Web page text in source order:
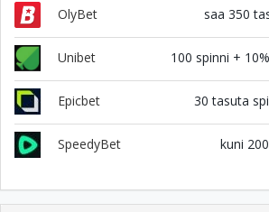
OlyBet saa 350
Unibet 100 spinni +
Epicbet 30 tasuta
SpeedyBet kuni